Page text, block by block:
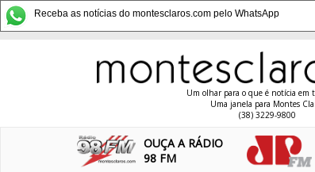
Receba as notícias do montesclaros.com pelo WhatsApp
Um olhar para o que é notícia em
Uma janela para Montes
(38) 3229-9800
OUÇA A RÁDIO
98 FM